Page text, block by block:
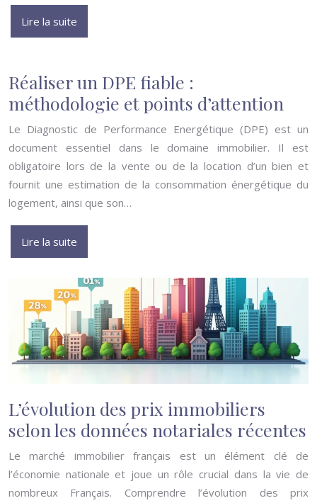
Lire la suite
Réaliser un DPE fiable :
méthodologie et points d’attention
Le Diagnostic de Performance Energétique (DPE) est un
document essentiel dans le domaine immobilier. Il est
obligatoire lors de la vente ou de la location d’un bien et
fournit une estimation de la consommation énergétique du
logement, ainsi que son…
Lire la suite
L’évolution des prix immobiliers
selon les données notariales récentes
Le marché immobilier français est un élément clé de
l’économie nationale et joue un rôle crucial dans la vie de
nombreux Français. Comprendre l’évolution des prix